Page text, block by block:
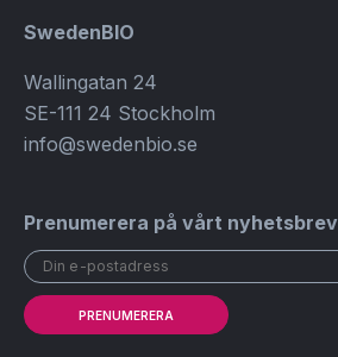
SwedenBIO
Wallingatan 24
SE-111 24 Stockholm
info@swedenbio.se
Prenumerera på vårt nyhetsbrev
PRENUMERERA